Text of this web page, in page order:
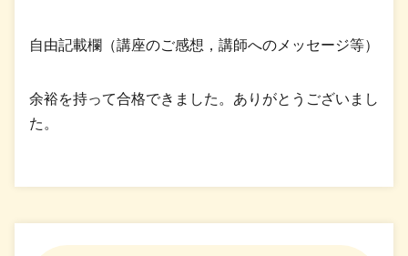
自由記載欄（講座のご感想，講師へのメッセージ等）
余裕を持って合格できました。ありがとうございまし
た。